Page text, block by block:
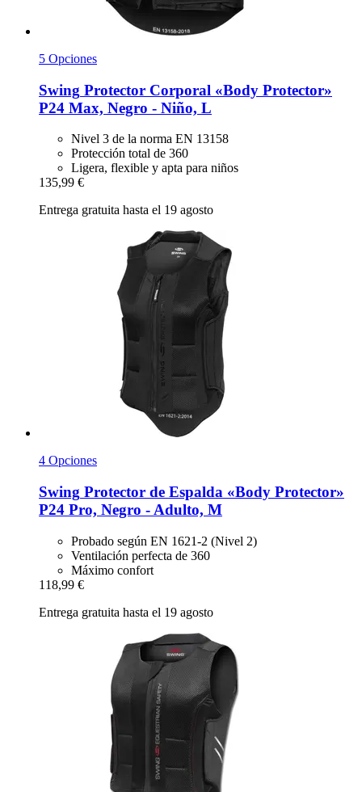
5 Opciones
Swing Protector Corporal «Body Protector»
P24 Max, Negro -​ Niño, L
Nivel 3 de la norma EN 13158
Protección total de 360
Ligera, flexible y apta para niños
135,99 €
Entrega gratuita hasta el 19 agosto
4 Opciones
Swing Protector de Espalda «Body Protector»
P24 Pro, Negro -​ Adulto, M
Probado según EN 1621-2 (Nivel 2)
Ventilación perfecta de 360
Máximo confort
118,99 €
Entrega gratuita hasta el 19 agosto